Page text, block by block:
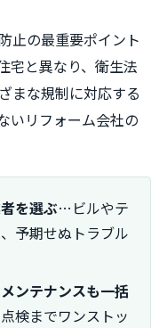
止の最重要ポイント
宅と異なり、衛生法
まな規制に対応する
いリフォーム会社の
を選ぶ…ビルやテ
予期せぬトラブル
ンテナンスも一括
検までワンストッ